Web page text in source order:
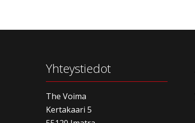
Yhteystiedot
The Voima
Kertakaari 5